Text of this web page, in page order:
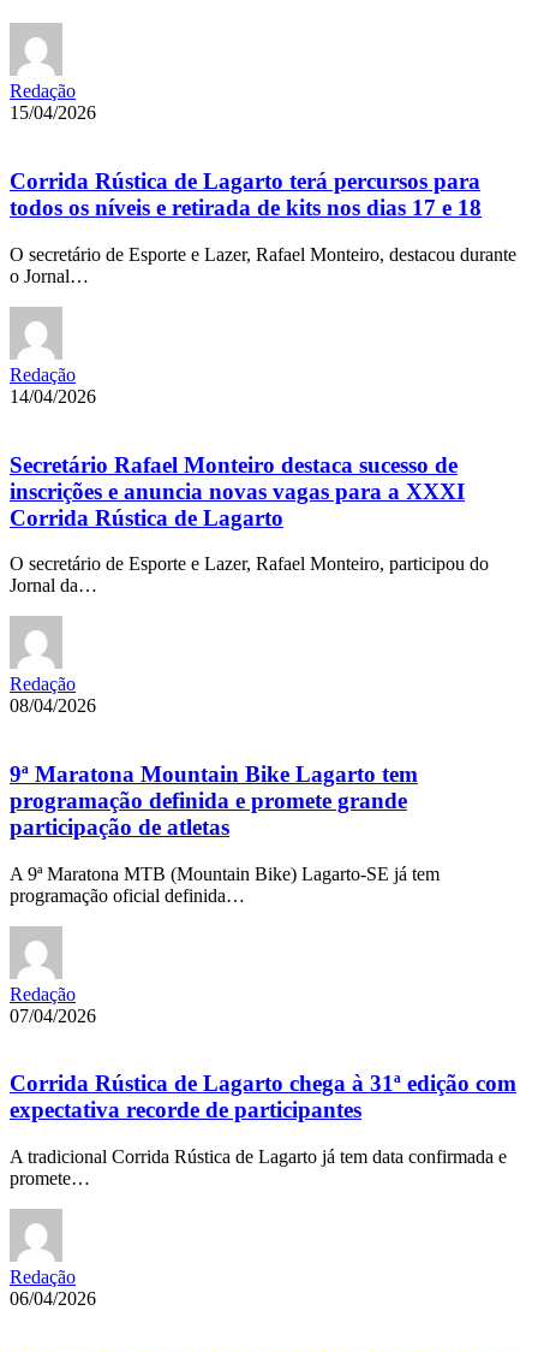
Redação
15/04/2026
Corrida Rústica de Lagarto terá percursos para
todos os níveis e retirada de kits nos dias 17 e 18
O secretário de Esporte e Lazer, Rafael Monteiro, destacou durante
o Jornal…
Redação
14/04/2026
Secretário Rafael Monteiro destaca sucesso de
inscrições e anuncia novas vagas para a XXXI
Corrida Rústica de Lagarto
O secretário de Esporte e Lazer, Rafael Monteiro, participou do
Jornal da…
Redação
08/04/2026
9ª Maratona Mountain Bike Lagarto tem
programação definida e promete grande
participação de atletas
A 9ª Maratona MTB (Mountain Bike) Lagarto-SE já tem
programação oficial definida…
Redação
07/04/2026
Corrida Rústica de Lagarto chega à 31ª edição com
expectativa recorde de participantes
A tradicional Corrida Rústica de Lagarto já tem data confirmada e
promete…
Redação
06/04/2026